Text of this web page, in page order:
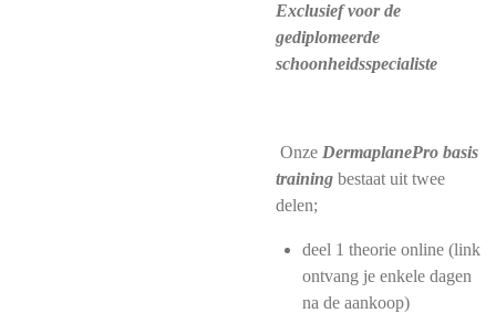
Exclusief voor de
gediplomeerde
schoonheidsspecialiste
Onze DermaplanePro basis
training bestaat uit twee
delen;
deel 1 theorie online (link
ontvang je enkele dagen
na de aankoop)